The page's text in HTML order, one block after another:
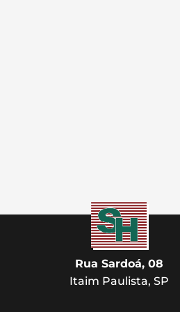
Rua Sardoá, 08
Itaim Paulista, SP